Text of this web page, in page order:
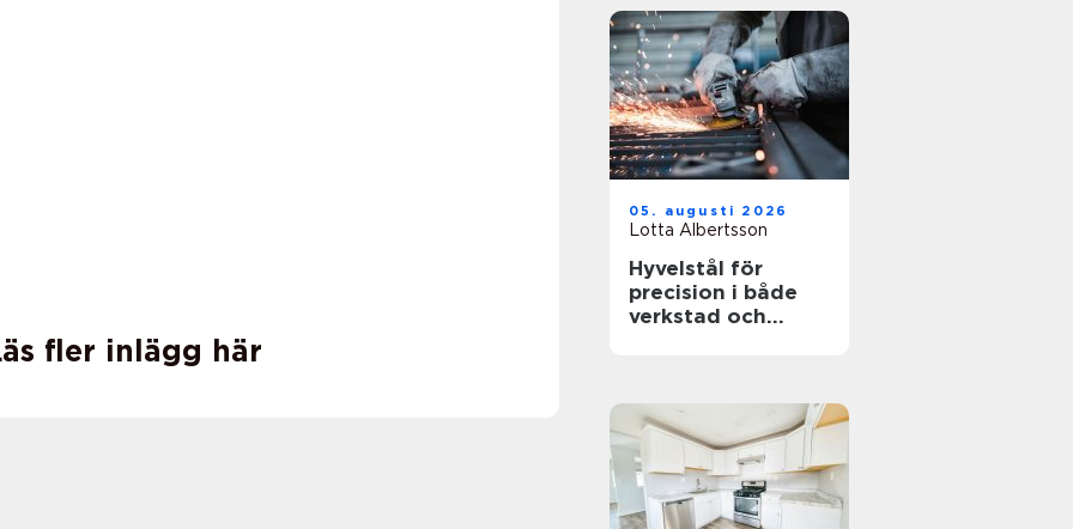
fler inlägg här
05. augusti 2026
Lotta Albertsson
Hyvelstål för
precision i både
verkstad och